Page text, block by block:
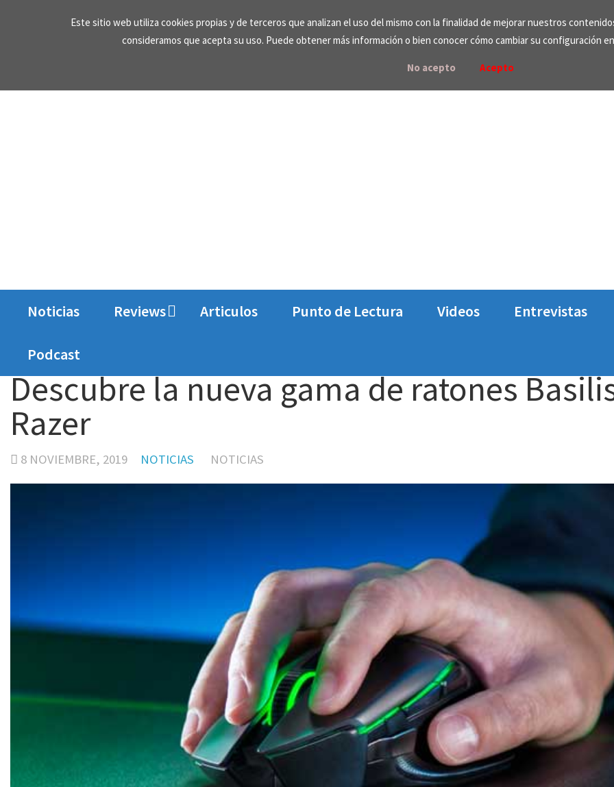
Este sitio web utiliza cookies propias y de terceros que analizan el uso del mismo con la finalidad de mejorar nuestros
consideramos que acepta su uso. Puede obtener más información o bien conocer cómo cambiar su configuración
No acepto Acepto
Noticias Reviews Articulos Punto de Lectura Videos Entrevistas
Podcast
Descubre la nueva gama de ratones
Razer
8 NOVIEMBRE, 2019 NOTICIAS NOTICIAS